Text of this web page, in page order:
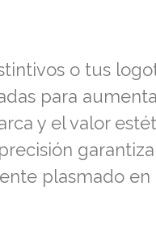
o tus
para
y el valor
plasmado en